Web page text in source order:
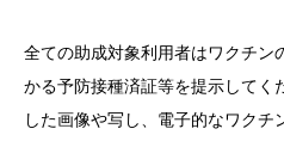
全ての助成対象利用者はワクチン
かる予防接種済証等を提示してく
した画像や写し、電子的なワク